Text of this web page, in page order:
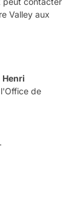
Valley aux
Henri
de